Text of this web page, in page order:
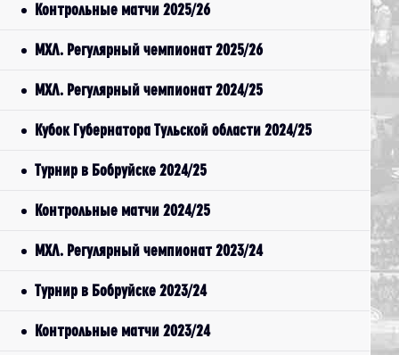
Контрольные матчи 2025/26
МХЛ. Регулярный чемпионат 2025/26
МХЛ. Регулярный чемпионат 2024/25
Кубок Губернатора Тульской области 2024/25
Турнир в Бобруйске 2024/25
Контрольные матчи 2024/25
МХЛ. Регулярный чемпионат 2023/24
Турнир в Бобруйске 2023/24
Контрольные матчи 2023/24